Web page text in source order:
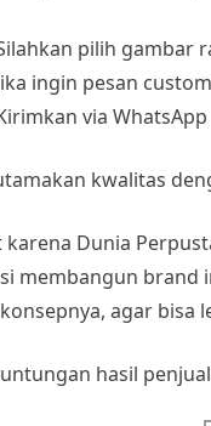
pilih gambar
ingin pesan
via WhatsApp
kwalitas
Dunia
membangun brand
agar
hasil